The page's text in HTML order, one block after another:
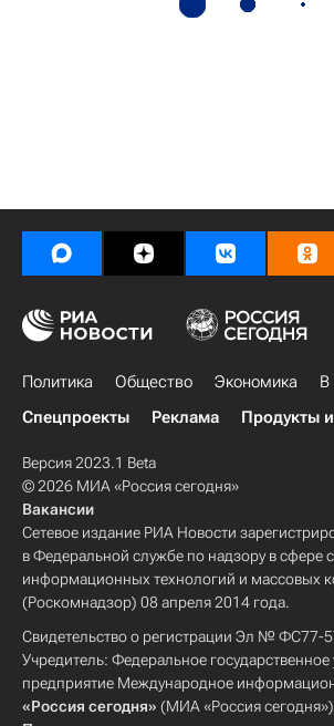
Политика Общество Экономика В
Спецпроекты
Реклама Продукты
Версия 2023.1 Beta
© 2026 МИА «Россия сегодня»
Вакансии
Сетевое издание РИА Новости
в Федеральной службе по надзору в сфере
информационных технологий и массовых
(Роскомнадзор) 08 апреля 2014 года.
Свидетельство о регистрации Эл № ФС77-
Учредитель: Федеральное государственное
предприятие Международное
«Россия сегодня» (МИА «Россия